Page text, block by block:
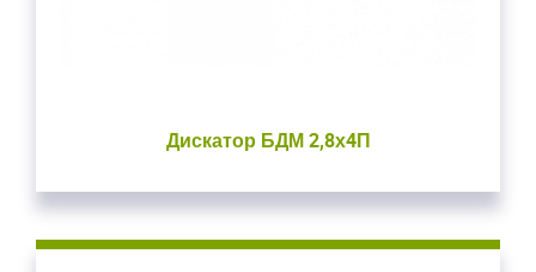
Дискатор БДМ 2,8х4П